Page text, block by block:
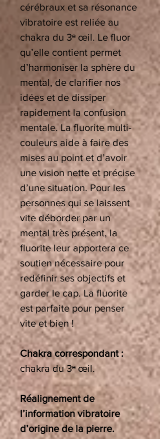
cérébraux et sa résonance
vibratoire est reliée au
chakra du 3ᵉ œil. Le fluor
qu’elle contient permet
d’harmoniser la sphère du
mental, de clarifier nos
idées et de dissiper
rapidement la confusion
mentale. La fluorite multi-
couleurs aide à faire des
mises au point et d’avoir
une vision nette et précise
d’une situation. Pour les
personnes qui se laissent
vite déborder par un
mental très présent, la
fluorite leur apportera ce
soutien nécessaire pour
redéfinir ses objectifs et
garder le cap. La fluorite
est parfaite pour penser
vite et bien !
Chakra correspondant :
chakra du 3ᵉ œil.
Réalignement de
l’information vibratoire
d’origine de la pierre.